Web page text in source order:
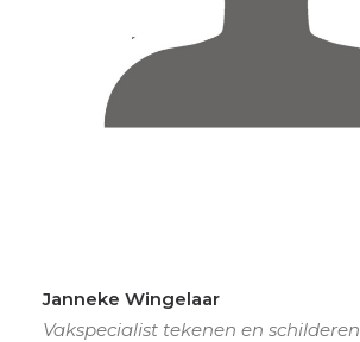
Janneke Wingelaar
Vakspecialist tekenen en schilderen